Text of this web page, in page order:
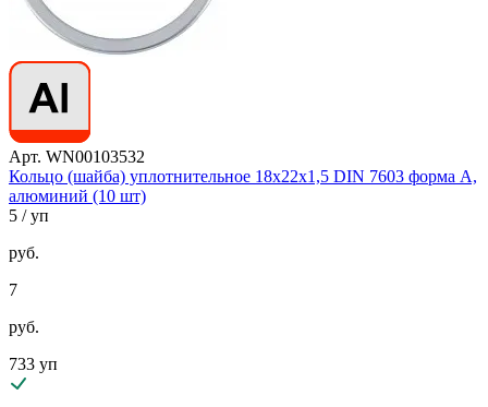
Арт. WN00103532
Кольцо (шайба) уплотнительное 18х22х1,5 DIN 7603 форма A,
алюминий (10 шт)
5 / уп
руб.
7
руб.
733 уп